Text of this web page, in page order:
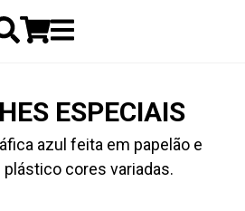
ESPECIAIS
azul feita em papelão e
cores variadas.